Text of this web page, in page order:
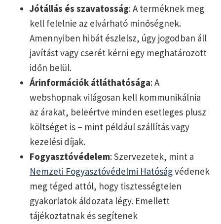
Jótállás és szavatosság: A terméknek meg
kell felelnie az elvárható minőségnek.
Amennyiben hibát észlelsz, úgy jogodban áll
javítást vagy cserét kérni egy meghatározott
időn belül.
Árinformációk átláthatósága: A
webshopnak világosan kell kommunikálnia
az árakat, beleértve minden esetleges plusz
költséget is – mint például szállítás vagy
kezelési díjak.
Fogyasztóvédelem: Szervezetek, mint a
Nemzeti Fogyasztóvédelmi Hatóságvédenek
meg téged attól, hogy tisztességtelen
gyakorlatok áldozata légy. Emellett
tájékoztatnak és segítenek